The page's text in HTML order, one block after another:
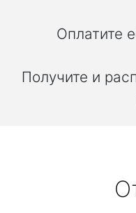
Оплатите
Получите и